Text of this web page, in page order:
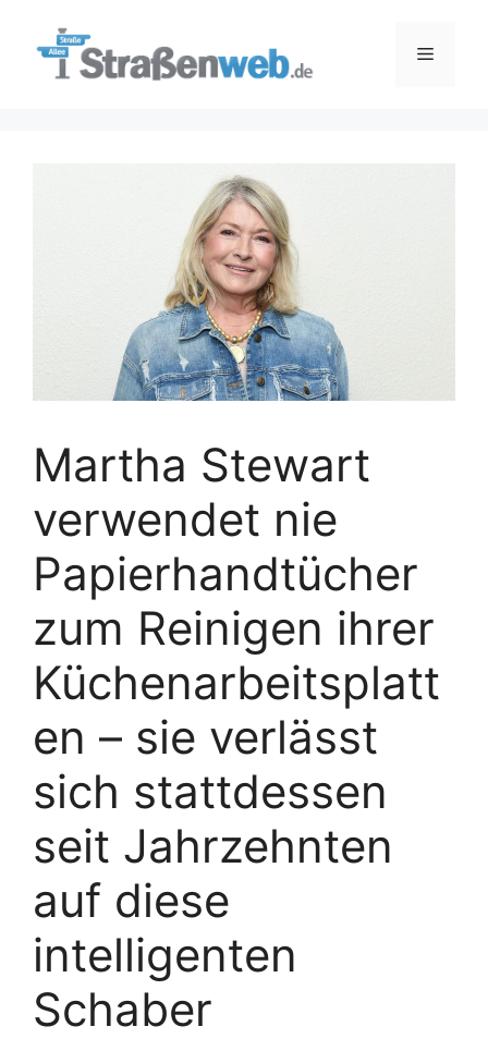
Menü
Martha Stewart
verwendet nie
Papierhandtücher
zum Reinigen ihrer
Küchenarbeitsplatt
en – sie verlässt
sich stattdessen
seit Jahrzehnten
auf diese
intelligenten
Schaber